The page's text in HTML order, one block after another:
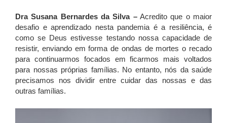
Dra Susana Bernardes da Silva –Acredito que o maior
desafio e aprendizado nesta pandemia é a resiliência, é
como se Deus estivesse testando nossa capacidade de
resistir, enviando em forma de ondas de mortes o recado
para continuarmos focados em ficarmos mais voltados
para nossas próprias famílias. No entanto, nós da saúde
precisamos nos dividir entre cuidar das nossas e das
outras famílias.